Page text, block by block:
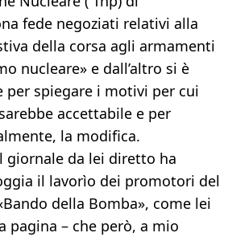
fede negoziati relativi alla
della corsa agli armamenti
nucleare» e dall’altro si è
per spiegare i motivi per cui
accettabile e per
la modifica.
giornale da lei diretto ha
il lavorìo dei promotori del
della Bomba», come lei
– che però, a mio